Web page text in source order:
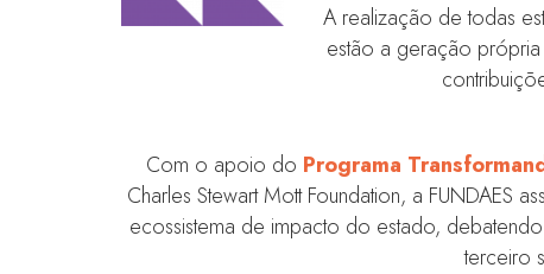
A realização de todas
estão a geração
Com o apoio do Programa
Charles Stewart Mott Foundation, a FUNDAES
ecossistema de impacto do estado,
terceiro